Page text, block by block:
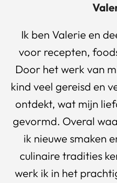
Ik ben Valerie en
voor recepten,
Door het werk van
kind veel gereisd en
ontdekt, wat mijn
gevormd. Overal
ik nieuwe smaken
culinaire tradities
werk ik in het